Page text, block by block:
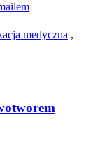
medyczna ,